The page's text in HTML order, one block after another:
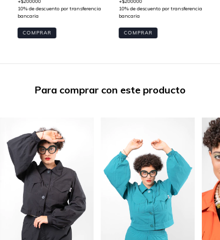
COMPRAR COMPRAR
Para comprar con este producto